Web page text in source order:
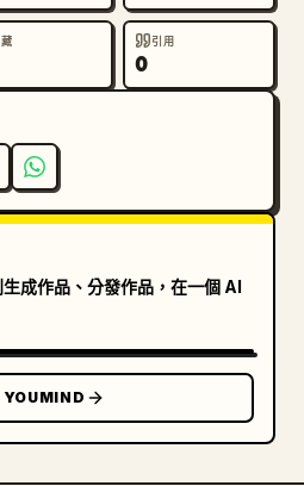
引用
0
成作品、分發作品，在一個 AI
YOUMIND